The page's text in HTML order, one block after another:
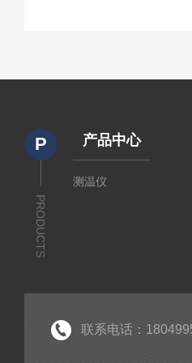
P
PRODUCTS
产品中心
测温仪
联系电话：